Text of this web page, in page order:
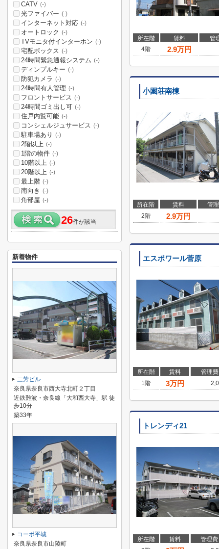
所在階 賃料
管
4階
2.9万円
小園荘南棟
所在階 賃料
管
2階
2.9万円
エスポワール菅原
所在階 賃料
管理
1階
3万円
トレンディ21
所在階 賃料
管理
CATV (-)
光ファイバー (-)
インターネット対応 (-)
オートロック (-)
TVモニタ付インターホン (-)
宅配ボックス (-)
24時間緊急通報システム (-)
ディンプルキー (-)
防犯カメラ (-)
24時間有人管理 (-)
フロントサービス (-)
24時間ゴミ出し可 (-)
住戸内覧可能 (-)
コンシェルジュサービス (-)
駐車場あり (-)
2階以上 (-)
1階の物件 (-)
10階以上 (-)
20階以上 (-)
最上階 (-)
南向き (-)
角部屋 (-)
26件が該当
新着物件
三芳ビル
奈良県奈良市西大寺北町２丁目
近鉄難波・奈良線「大和西大寺」駅 徒
歩10分
築33年
コーポ平城
奈良県奈良市山陵町